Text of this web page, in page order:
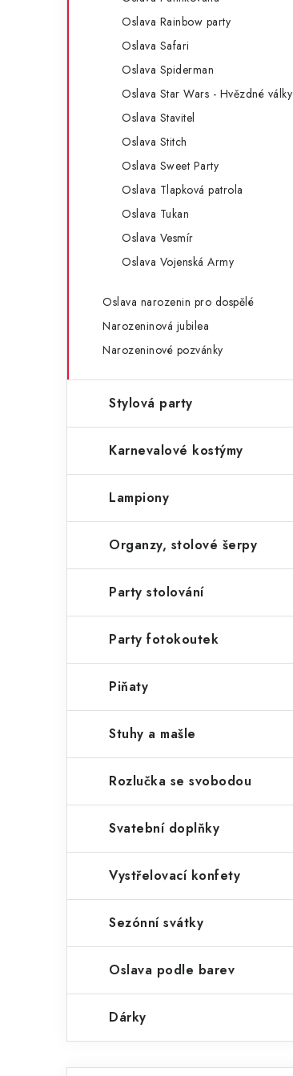
Oslava Rainbow party
Oslava Safari
Oslava Spiderman
Oslava Star Wars - Hvězdné války
Oslava Stavitel
Oslava Stitch
Oslava Sweet Party
Oslava Tlapková patrola
Oslava Tukan
Oslava Vesmír
Oslava Vojenská Army
Oslava narozenin pro dospělé
Narozeninová jubilea
Narozeninové pozvánky
Stylová party
Karnevalové kostýmy
Lampiony
Organzy, stolové šerpy
Party stolování
Party fotokoutek
Piňaty
Stuhy a mašle
Rozlučka se svobodou
Svatební doplňky
Vystřelovací konfety
Sezónní svátky
Oslava podle barev
Dárky